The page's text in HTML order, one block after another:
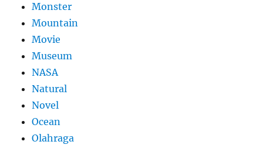
Monster
Mountain
Movie
Museum
NASA
Natural
Novel
Ocean
Olahraga